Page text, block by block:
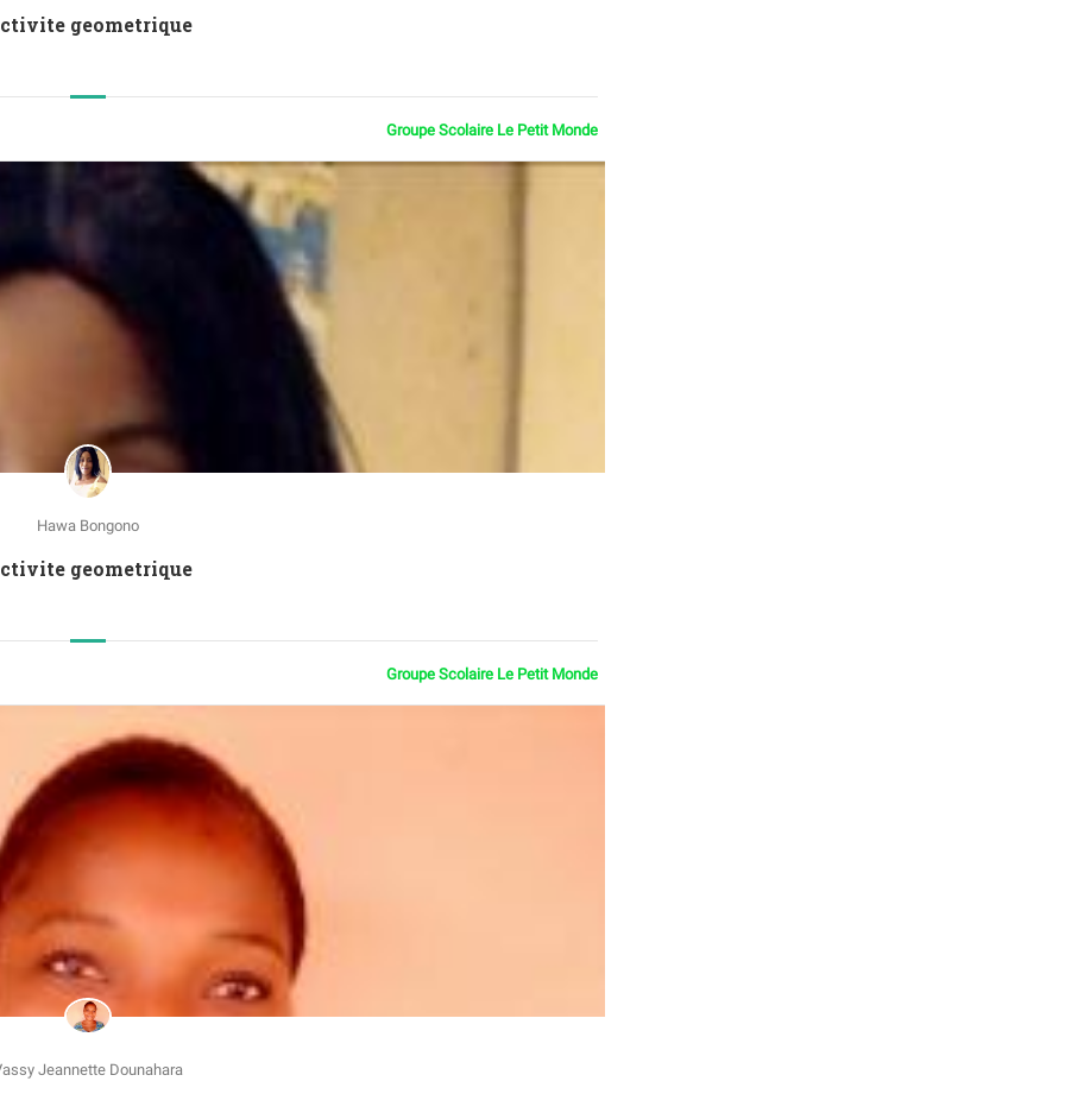
Activite geometrique
Groupe Scolaire Le Petit Monde
Hawa Bongono
Activite geometrique
Groupe Scolaire Le Petit Monde
Jeannette Dounahara